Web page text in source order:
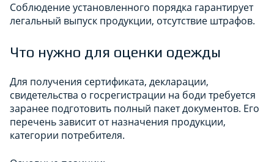
Соблюдение установленного порядка гарантирует
легальный выпуск продукции, отсутствие штрафов.
Что нужно для оценки одежды
Для получения сертификата, декларации,
свидетельства о госрегистрации на боди требуется
заранее подготовить полный пакет документов. Его
перечень зависит от назначения продукции,
категории потребителя.